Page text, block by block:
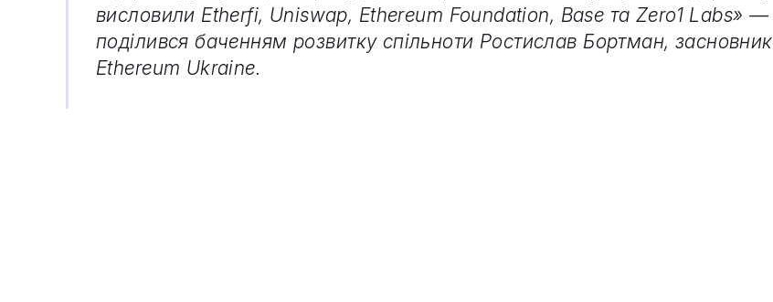
висловили Etherfi, Uniswap, Ethereum Foundation, Base та Zero1 Labs» —
поділився баченням розвитку спільноти Ростислав Бортман, засновник
Ethereum Ukraine.